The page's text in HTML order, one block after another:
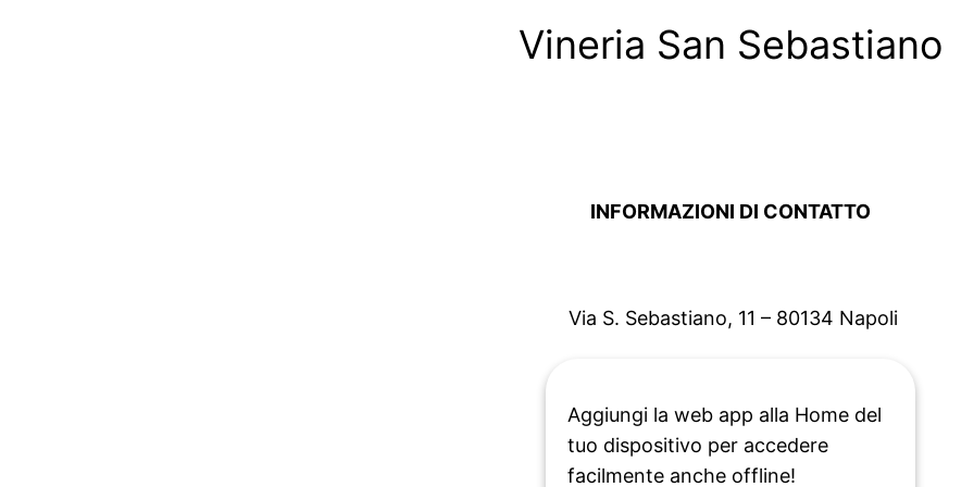
Vineria San Sebastiano
INFORMAZIONI DI CONTATTO
Via S. Sebastiano, 11 – 80134 Napoli
Aggiungi la web app alla Home del
tuo dispositivo per accedere
facilmente anche offline!